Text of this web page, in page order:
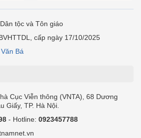
tộc và Tôn giáo
cấp ngày 17/10/2025
Bá
Cục Viễn thông (VNTA), 68 Dương
Giấy, TP. Hà Nội.
- Hotline: 0923457788